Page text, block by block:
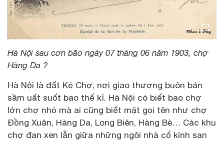
Hà Nội sau cơn bão ngày 07 tháng 06 năm 1903, chợ
Hàng Da ?
Hà Nội là đất Kẻ Chợ, nơi giao thương buôn bán
sầm uất suốt bao thế kỉ. Hà Nội có biết bao chợ
lớn chợ nhỏ mà ai cũng biết mặt gọi tên như chợ
Đồng Xuân, Hàng Da, Long Biên, Hàng Bè… Các khu
chợ đan xen lẫn giữa những ngôi nhà cổ kính san